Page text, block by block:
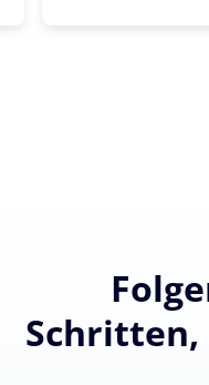
Schritten,